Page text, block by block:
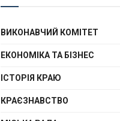
ВИКОНАВЧИЙ КОМІТЕТ
ЕКОНОМІКА ТА БІЗНЕС
ІСТОРІЯ КРАЮ
КРАЄЗНАВСТВО